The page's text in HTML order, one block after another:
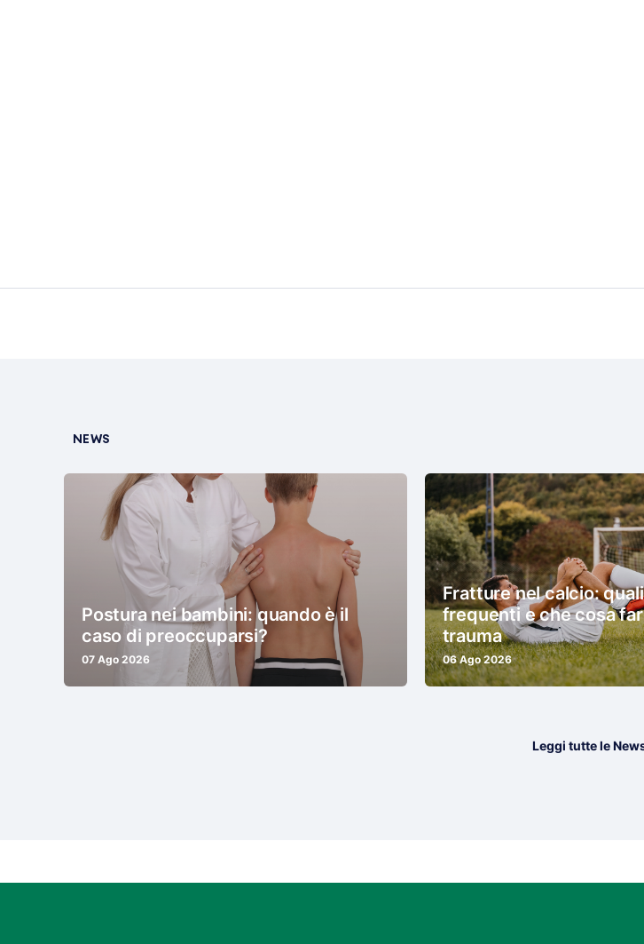
NEWS
Postura nei bambini: quando è il
caso di preoccuparsi?
07 Ago 2026
Fratture nel calcio:
frequenti e che cosa
trauma
06 Ago 2026
Leggi tutte le